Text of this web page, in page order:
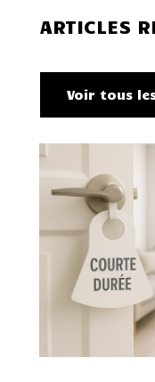
ARTICLES
Voir tous